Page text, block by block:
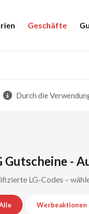
Geschäfte
Durch die
Gutscheine -
LG-Codes –
Werbeaktionen